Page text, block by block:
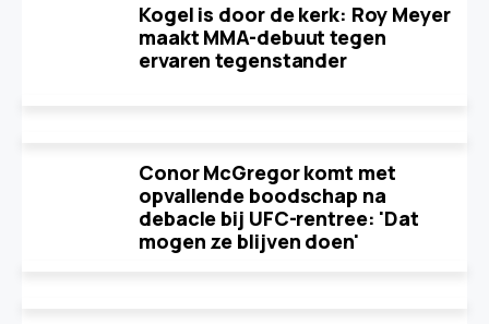
Kogel is door de kerk: Roy Meyer
maakt MMA-debuut tegen
ervaren tegenstander
Conor McGregor komt met
opvallende boodschap na
debacle bij UFC-rentree: 'Dat
mogen ze blijven doen'